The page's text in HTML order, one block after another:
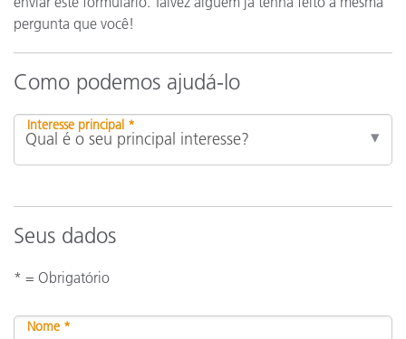
pergunta que você!
Como podemos ajudá-lo
Interesse principal *
Seus dados
* = Obrigatório
Nome *